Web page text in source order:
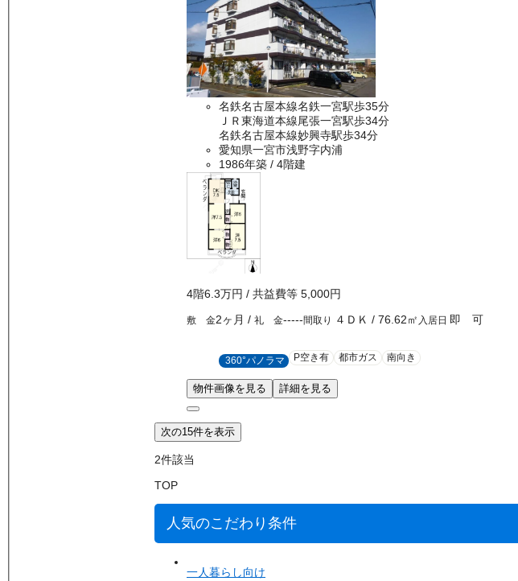
名鉄名古屋本線名鉄一宮駅歩35分
ＪＲ東海道本線尾張一宮駅歩34分
名鉄名古屋本線妙興寺駅歩34分
愛知県一宮市浅野字内浦
1986年築 / 4階建
4階6.3万円 / 共益費等 5,000円
敷 金2ヶ月 / 礼 金-----間取り ４ＤＫ / 76.62㎡ 入居日 即 可
360°パノラマ P空き有 都市ガス 南向き
物件画像を見る 詳細を見る
次の15件を表示
2件該当
TOP
人気のこだわり条件
一人暮らし向け